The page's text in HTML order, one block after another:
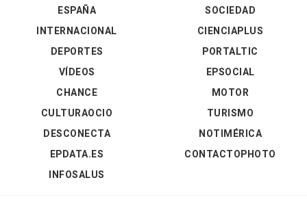
ESPAÑA
INTERNACIONAL
DEPORTES
VÍDEOS
SOCIEDAD
CIENCIAPLUS
PORTALTIC
EPSOCIAL
CHANCE
CULTURAOCIO
DESCONECTA
EPDATA.ES
INFOSALUS
MOTOR
TURISMO
NOTIMÉRICA
CONTACTOPHOTO